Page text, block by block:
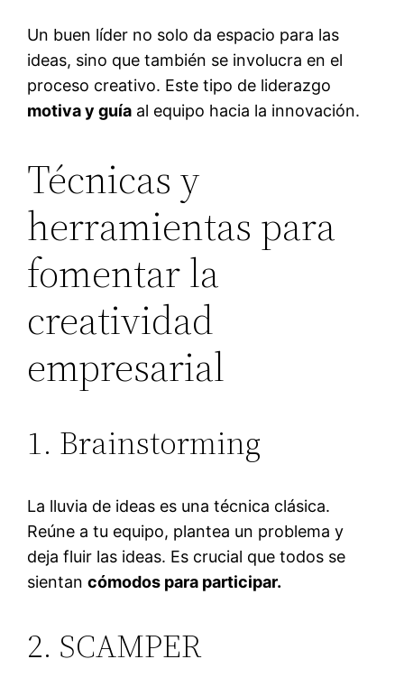
Un buen líder no solo da espacio para las
ideas, sino que también se involucra en el
proceso creativo. Este tipo de liderazgo
motiva y guía al equipo hacia la innovación.
Técnicas y
herramientas para
fomentar la
creatividad
empresarial
1. Brainstorming
La lluvia de ideas es una técnica clásica.
Reúne a tu equipo, plantea un problema y
deja fluir las ideas. Es crucial que todos se
sientancómodos para participar.
2. SCAMPER